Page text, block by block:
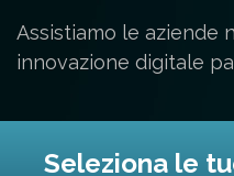
Assistiamo le aziende
innovazione digitale
Seleziona le